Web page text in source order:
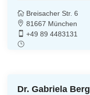
Breisacher Str. 6
81667 München
+49 89 4483131
Dr. Gabriela Berg